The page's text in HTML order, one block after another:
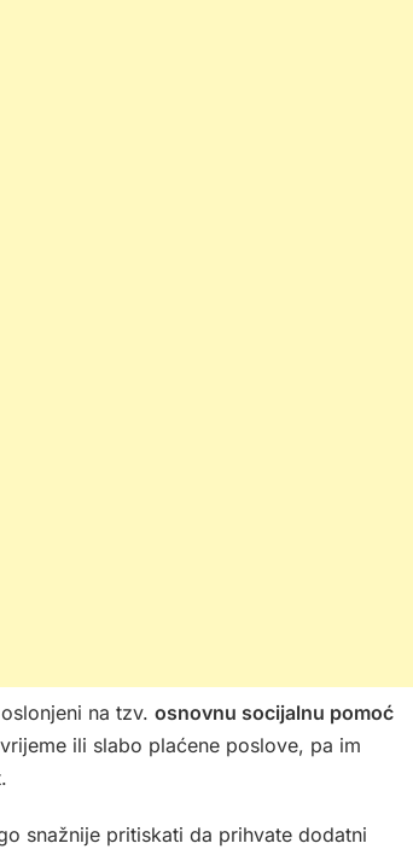
na tzv. osnovnu socijalnu pomoć
ili slabo plaćene poslove, pa im
snažnije pritiskati da prihvate dodatni